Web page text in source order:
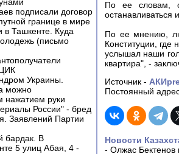
подписали договор
границе в мире
в Ташкенте. Куда
(письмо
Украины.
можно
нажатием руки
России" - бред
Заявлений Партии
бардак. В
5 улиц Абая, 4 -
По ее словам,
останавливаться
По ее мнению,
Конституции,
услышал наши
квартира", -
Источник -
Постоянный
Новости
- Олжас Бектенов